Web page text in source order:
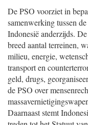
De PSO voorziet in
samenwerking tussen
Indonesië anderzijds.
breed aantal terreinen,
milieu, energie,
transport en
geld, drugs,
de PSO over
Daarnaast stemt